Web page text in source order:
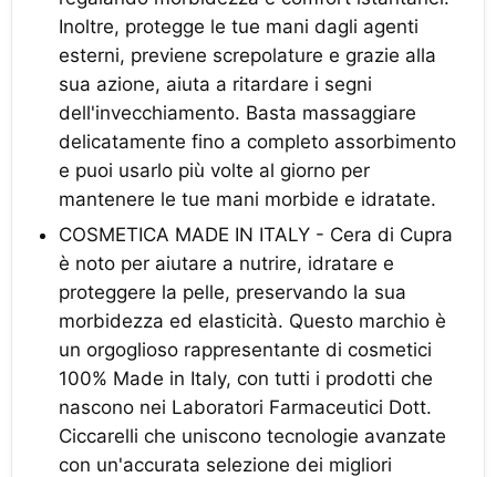
Inoltre, protegge le tue mani dagli agenti
esterni, previene screpolature e grazie alla
sua azione, aiuta a ritardare i segni
dell'invecchiamento. Basta massaggiare
delicatamente fino a completo assorbimento
e puoi usarlo più volte al giorno per
mantenere le tue mani morbide e idratate.
COSMETICA MADE IN ITALY - Cera di Cupra
è noto per aiutare a nutrire, idratare e
proteggere la pelle, preservando la sua
morbidezza ed elasticità. Questo marchio è
un orgoglioso rappresentante di cosmetici
100% Made in Italy, con tutti i prodotti che
nascono nei Laboratori Farmaceutici Dott.
Ciccarelli che uniscono tecnologie avanzate
con un'accurata selezione dei migliori